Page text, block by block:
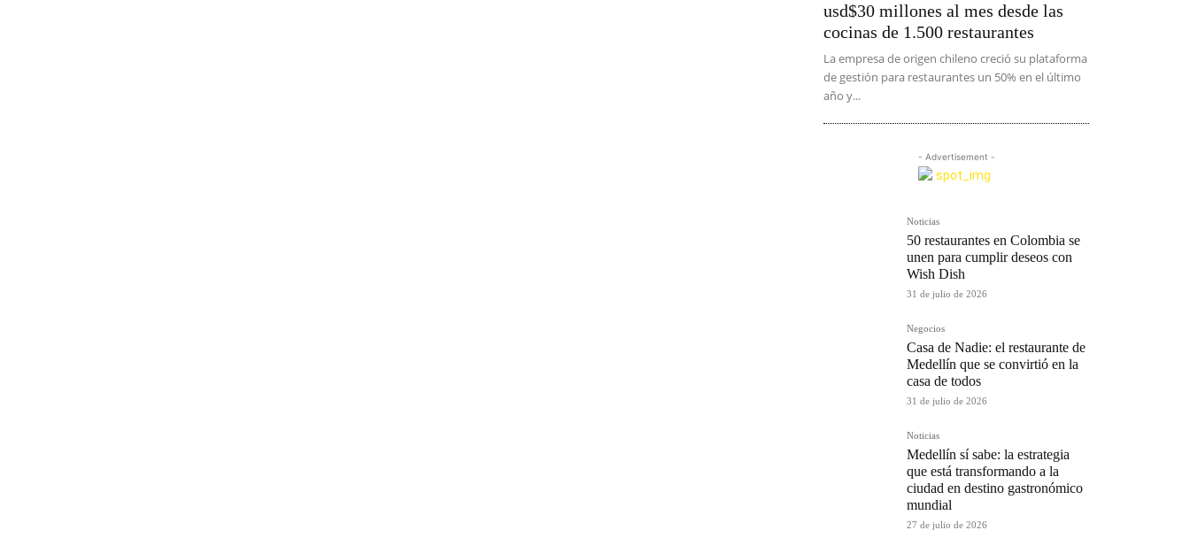
usd$30 millones al mes desde las
cocinas de 1.500 restaurantes
La empresa de origen chileno creció su plataforma
de gestión para restaurantes un 50% en el último
año y...
- Advertisement -
Noticias
50 restaurantes en Colombia se
unen para cumplir deseos con
Wish Dish
31 de julio de 2026
Negocios
Casa de Nadie: el restaurante de
Medellín que se convirtió en la
casa de todos
31 de julio de 2026
Noticias
Medellín sí sabe: la estrategia
que está transformando a la
ciudad en destino gastronómico
mundial
27 de julio de 2026